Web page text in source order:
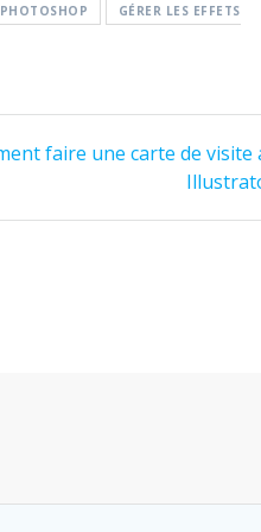
GÉRER LES EFFETS
faire une carte de visite